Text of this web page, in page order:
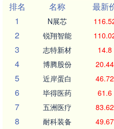
排名
名称 最新
1
N展芯
2 锐翔智能
3 志特新材 14.8
4 博腾股份 20.44
5 近岸蛋白 46.72
6 毕得医药 61.6
7 五洲医疗 83.62
8 耐科装备 49.67